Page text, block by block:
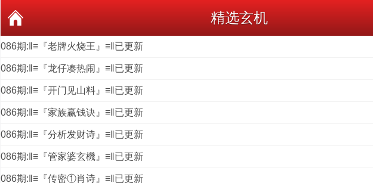
精选玄机
086期:‖≡『老牌火烧王』≡‖已更新
086期:‖≡『龙仔凑热闹』≡‖已更新
086期:‖≡『开门见山料』≡‖已更新
086期:‖≡『家族赢钱诀』≡‖已更新
086期:‖≡『分析发财诗』≡‖已更新
086期:‖≡『管家婆玄機』≡‖已更新
086期:‖≡『传密①肖诗』≡‖已更新